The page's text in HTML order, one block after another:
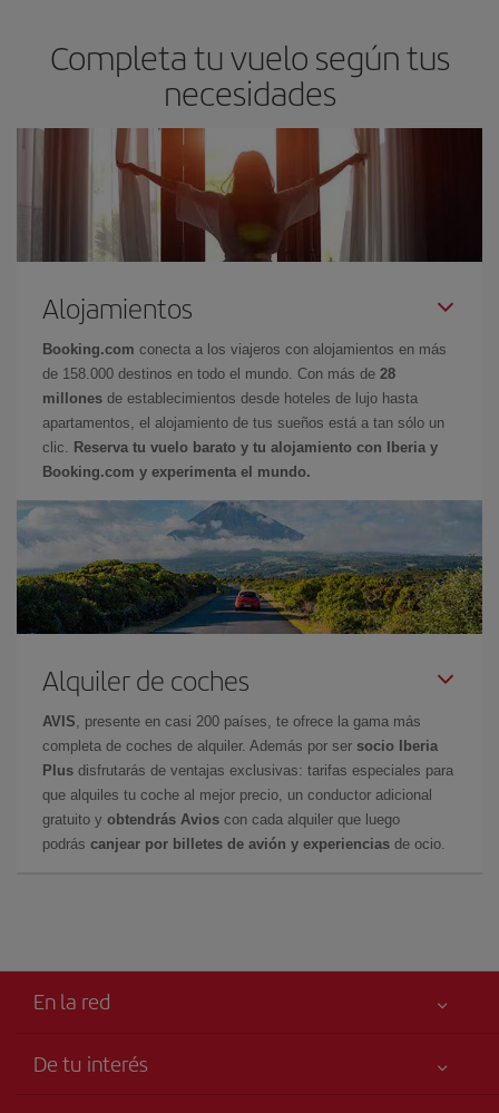
Completa tu vuelo según tus
necesidades
Alojamientos
Booking.com conecta a los viajeros con alojamientos en más
de 158.000 destinos en todo el mundo. Con más de 28
millones de establecimientos desde hoteles de lujo hasta
apartamentos, el alojamiento de tus sueños está a tan sólo un
clic.
Reserva tu vuelo barato y tu alojamiento con Iberia y
Booking.com y experimenta el mundo.
Alquiler de coches
AVIS , presente en casi 200 países, te ofrece la gama más
completa de coches de alquiler. Además por ser socio Iberia
Plus disfrutarás de ventajas exclusivas: tarifas especiales para
que alquiles tu coche al mejor precio, un conductor adicional
gratuito y obtendrás Avios con cada alquiler que luego
podrás canjear por billetes de avión y experiencias de ocio.
En la red
De tu interés